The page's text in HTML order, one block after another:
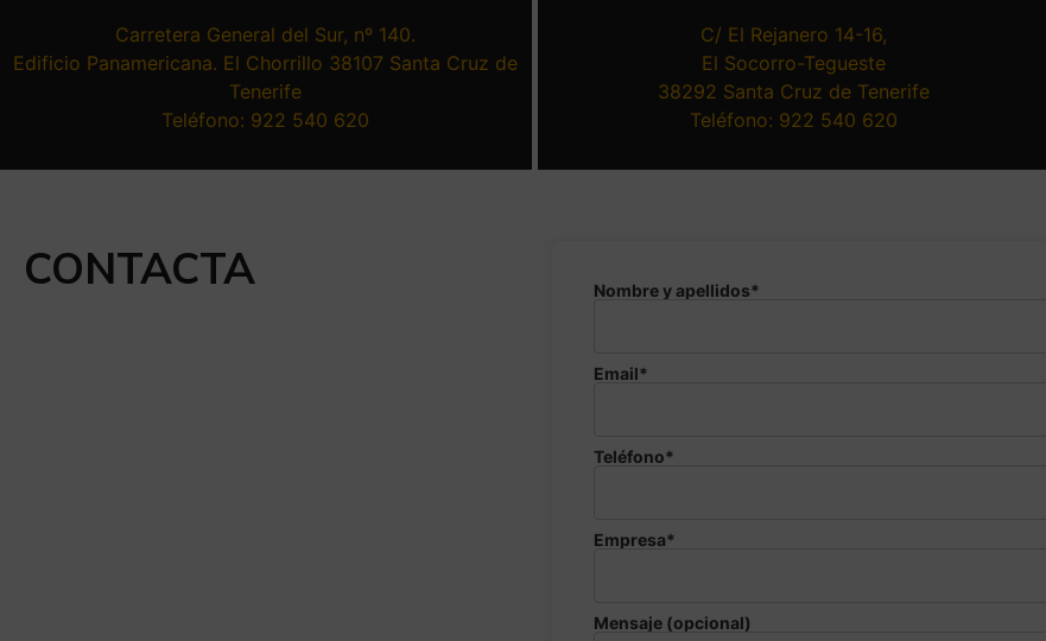
Carretera General del Sur, nº 140.
Edificio Panamericana. El Chorrillo 38107 Santa Cruz de
Tenerife
Teléfono: 922 540 620
C/ El Rejanero 14-16,
El Socorro-Tegueste
38292 Santa Cruz de Tenerife
Teléfono: 922 540 620
CONTACTA Nombre y apellidos*
Email*
Teléfono*
Empresa*
Mensaje (opcional)